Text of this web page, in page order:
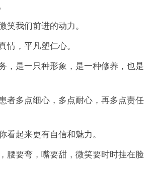
笑我们前进的动力。
情，平凡塑仁心。
，是一只种形象，是一种修养，也是
者多点细心，多点耐心，再多点责任
看起来更有自信和魅力。
腰要弯，嘴要甜，微笑要时时挂在脸